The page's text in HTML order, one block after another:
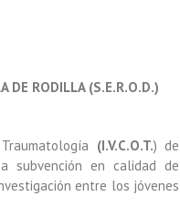
DE RODILLA (S.E.R.O.D.)
(I.V.C.O.T.) de
subvención en calidad de
entre los jóvenes